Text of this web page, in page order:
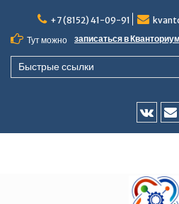
содержимому
+7 (8152) 41-09-91
Тут можно
записаться в Кванториум
Быстрые ссылки
Vk